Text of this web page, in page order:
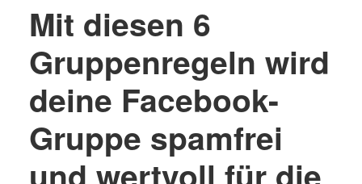
Mit diesen 6
Gruppenregeln wird
deine Facebook-
Gruppe spamfrei